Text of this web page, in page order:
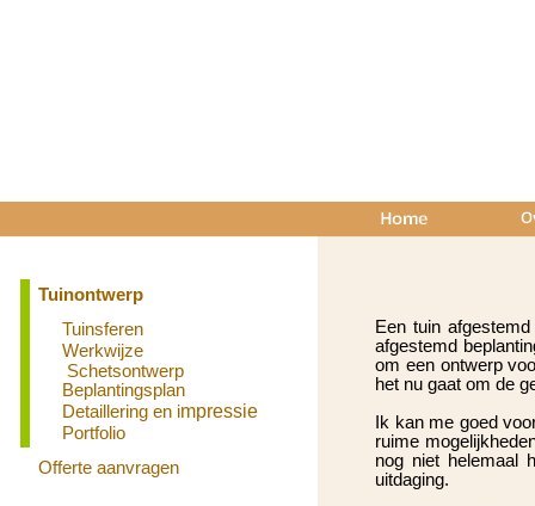
Tuinontwerp
Tuinsferen
Werkwijze
Schetsontwerp
Beplantingsplan
Detaillering en impressie
Portfolio
Offerte aanvragen
Een tuin
afgestemd
om een ontwerp
het nu gaat om de
Ik kan me goed
ruime
nog niet helemaal
uitdaging.